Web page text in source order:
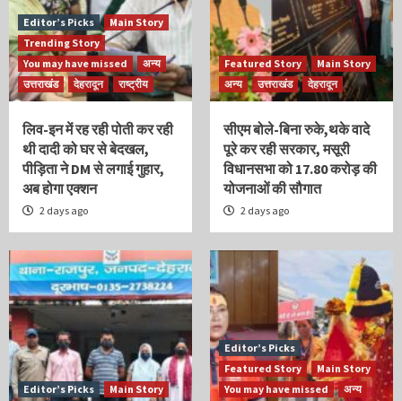
Editor’s Picks
Main Story
Trending Story
You may have missed
अन्य
उत्तराखंड
देहरादून राष्ट्रीय
लिव-इन में रह रही पोती कर रही
थी दादी को घर से बेदखल,
पीड़िता ने DM से लगाई गुहार,
अब होगा एक्शन
2 days ago
Featured Story
Main Story
अन्य
उत्तराखंड देहरादून
सीएम बोले-बिना रुके,थके वादे
पूरे कर रही सरकार, मसूरी
विधानसभा को 17.80 करोड़ की
योजनाओं की सौगात
2 days ago
Editor’s Picks
Main Story
Editor’s Picks
Featured Story
Main Story
You may have missed
अन्य